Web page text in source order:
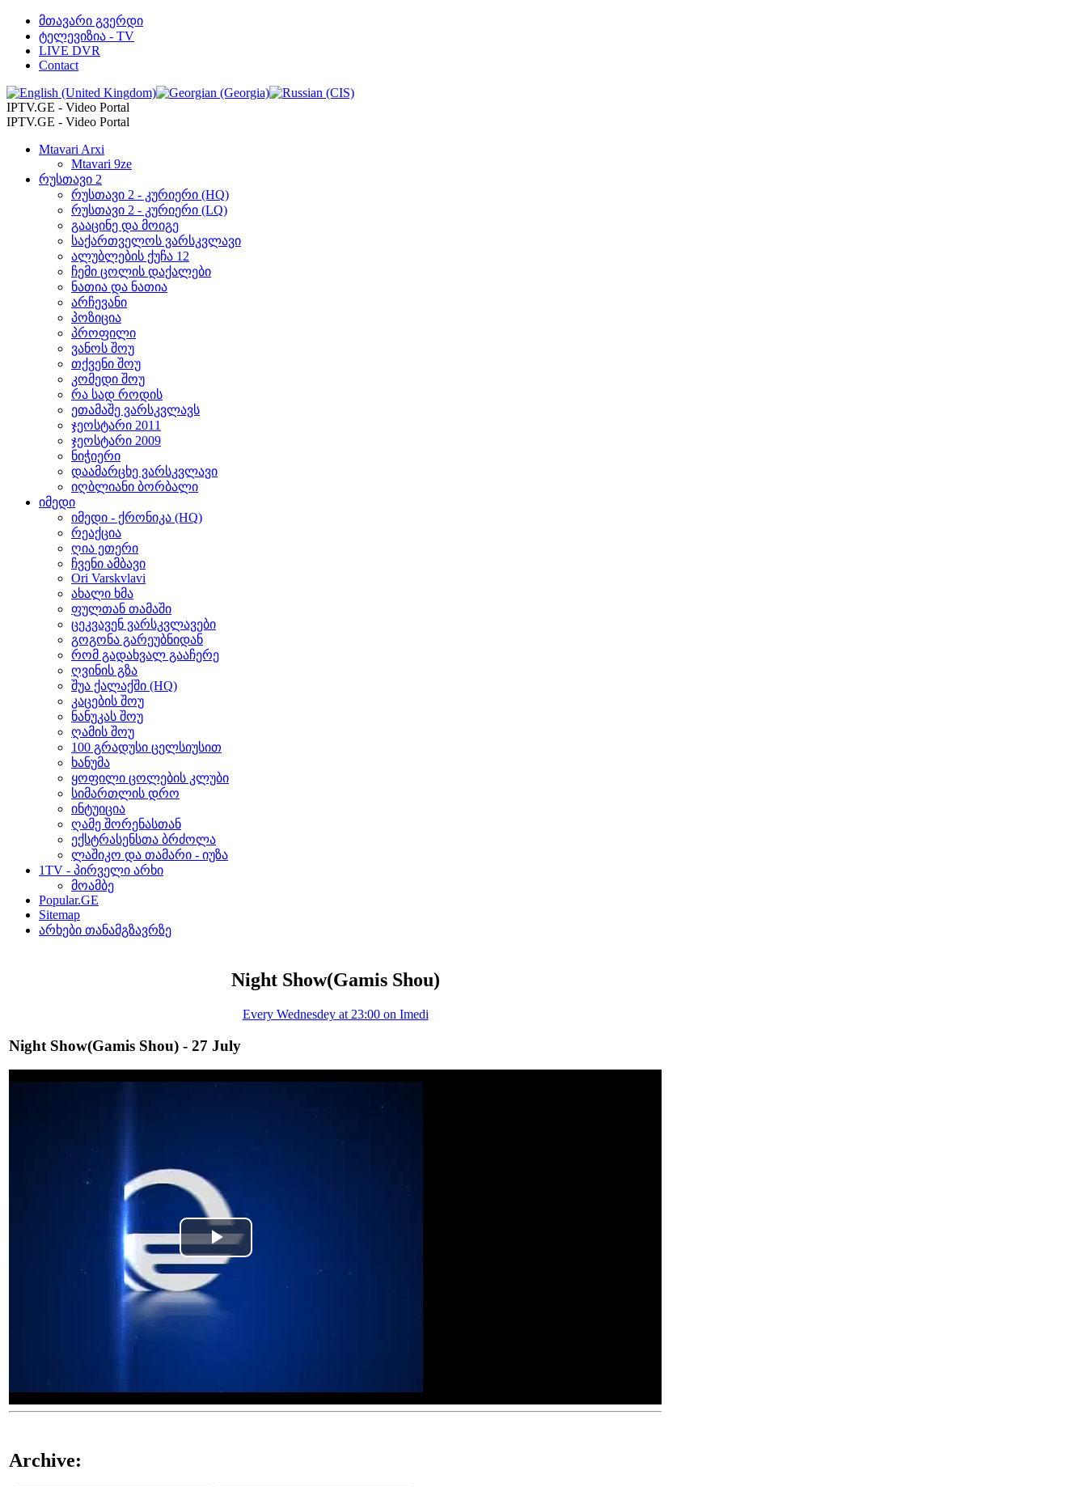
მთავარი გვერდი
ტელევიზია - TV
LIVE DVR
Contact
IPTV.GE - Video Portal
IPTV.GE - Video Portal
Mtavari Arxi
Mtavari 9ze
რუსთავი 2
რუსთავი 2 - კურიერი (HQ)
რუსთავი 2 - კურიერი (LQ)
გააცინე და მოიგე
საქართველოს ვარსკვლავი
ალუბლების ქუჩა 12
ჩემი ცოლის დაქალები
ნათია და ნათია
არჩევანი
პოზიცია
პროფილი
ვანოს შოუ
თქვენი შოუ
კომედი შოუ
რა სად როდის
ეთამაშე ვარსკვლავს
ჯეოსტარი 2011
ჯეოსტარი 2009
ნიჭიერი
დაამარცხე ვარსკვლავი
იღბლიანი ბორბალი
იმედი
იმედი - ქრონიკა (HQ)
რეაქცია
ღია ეთერი
ჩვენი ამბავი
Ori Varskvlavi
ახალი ხმა
ფულთან თამაში
ცეკვავენ ვარსკვლავები
გოგონა გარეუბნიდან
რომ გადახვალ გააჩერე
ღვინის გზა
შუა ქალაქში (HQ)
კაცების შოუ
ნანუკას შოუ
ღამის შოუ
100 გრადუსი ცელსიუსით
ხანუმა
ყოფილი ცოლების კლუბი
სიმართლის დრო
ინტუიცია
ღამე შორენასთან
ექსტრასენსთა ბრძოლა
ლაშიკო და თამარი - იუზა
1TV - პირველი არხი
მოამბე
Popular.GE
Sitemap
არხები თანამგზავრზე
Night Show(Gamis Shou)
Every Wednesdey at 23:00 on Imedi
Night Show(Gamis Shou) - 27 July
Play
Archive: